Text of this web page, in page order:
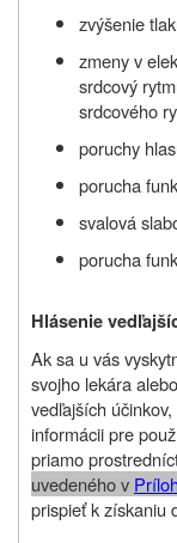
zvýšenie
zmeny v
srdcový
srdcového
poruchy
porucha
svalová
porucha
Hlásenie
Ak sa u vás
svojho lekára
vedľajších
informácii pre
priamo
uvedeného v
prispieť k získaniu